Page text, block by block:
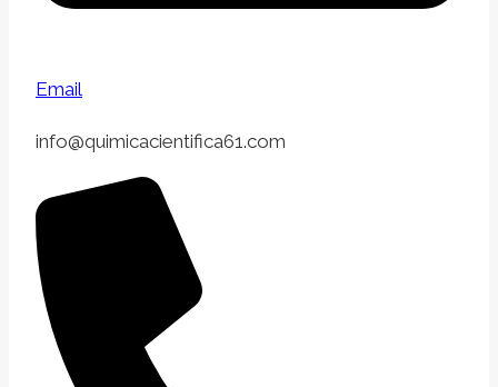
Email
info@quimicacientifica61.com